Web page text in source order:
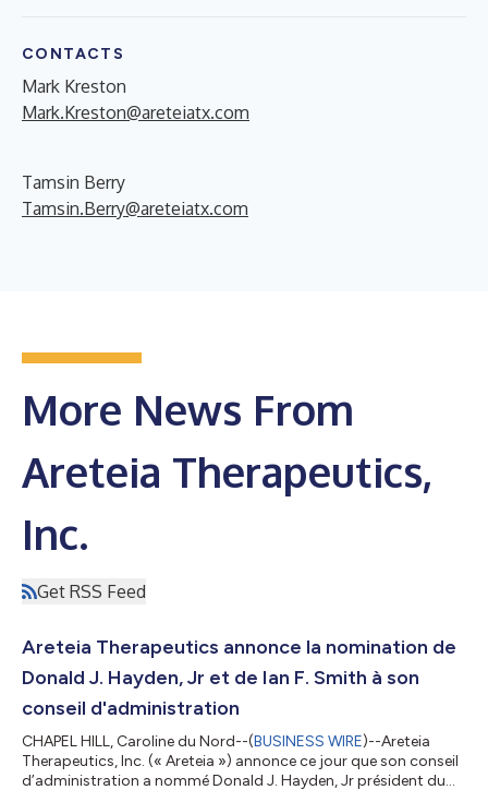
CONTACTS
Mark Kreston
Mark.Kreston@areteiatx.com
Tamsin Berry
Tamsin.Berry@areteiatx.com
More News From
Areteia Therapeutics,
Inc.
Get RSS Feed
Areteia Therapeutics annonce la nomination de
Donald J. Hayden, Jr et de Ian F. Smith à son
conseil d'administration
CHAPEL HILL, Caroline du Nord--(BUSINESS WIRE)--Areteia
Therapeutics, Inc. (« Areteia ») annonce ce jour que son conseil
d’administration a nommé Donald J. Hayden, Jr président du